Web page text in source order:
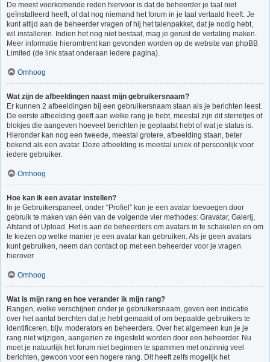
De meest voorkomende reden hiervoor is dat de beheerder je taal niet
geïnstalleerd heeft, of dat nog niemand het forum in je taal vertaald heeft. Je
kunt altijd aan de beheerder vragen of hij het talenpakket, dat je nodig hebt,
wil installeren. Indien het nog niet bestaat, mag je gerust de vertaling maken.
Meer informatie hieromtrent kan gevonden worden op de website van phpBB
Limited (de link staat onderaan iedere pagina).
Omhoog
Wat zijn de afbeeldingen naast mijn gebruikersnaam?
Er kunnen 2 afbeeldingen bij een gebruikersnaam staan als je berichten leest.
De eerste afbeelding geeft aan welke rang je hebt, meestal zijn dit sterretjes of
blokjes die aangeven hoeveel berichten je geplaatst hebt of wat je status is.
Hieronder kan nog een tweede, meestal grotere, afbeelding staan, beter
bekend als een avatar. Deze afbeelding is meestal uniek of persoonlijk voor
iedere gebruiker.
Omhoog
Hoe kan ik een avatar instellen?
In je Gebruikerspaneel, onder “Profiel” kun je een avatar toevoegen door
gebruik te maken van één van de volgende vier methodes: Gravatar, Galerij,
Afstand of Upload. Het is aan de beheerders om avatars in te schakelen en om
te kiezen op welke manier je een avatar kan gebruiken. Als je geen avatars
kunt gebruiken, neem dan contact op met een beheerder voor je vragen
hierover.
Omhoog
Wat is mijn rang en hoe verander ik mijn rang?
Rangen, welke verschijnen onder je gebruikersnaam, geven een indicatie
over het aantal berchten dat je hebt gemaakt of om bepaalde gebruikers te
identificeren, bijv. moderators en beheerders. Over het algemeen kun je je
rang niet wijzigen, aangezien ze ingesteld worden door een beheerder. Nu
moet je natuurlijk het forum niet beginnen te spammen met onzinnig veel
berichten, gewoon voor een hogere rang. Dit heeft zelfs mogelijk het